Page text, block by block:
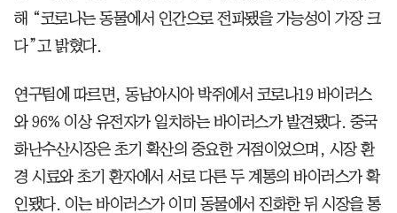
해 “코로나는 동물에서 인간으로 전파됐을 가능성이 가장 크
다”고 밝혔다.
연구팀에 따르면, 동남아시아 박쥐에서 코로나19 바이러스
와 96% 이상 유전자가 일치하는 바이러스가 발견됐다. 중국
화난수산시장은 초기 확산의 중요한 거점이었으며, 시장 환
경 시료와 초기 환자에서 서로 다른 두 계통의 바이러스가 확
인됐다. 이는 바이러스가 이미 동물에서 진화한 뒤 시장을 통